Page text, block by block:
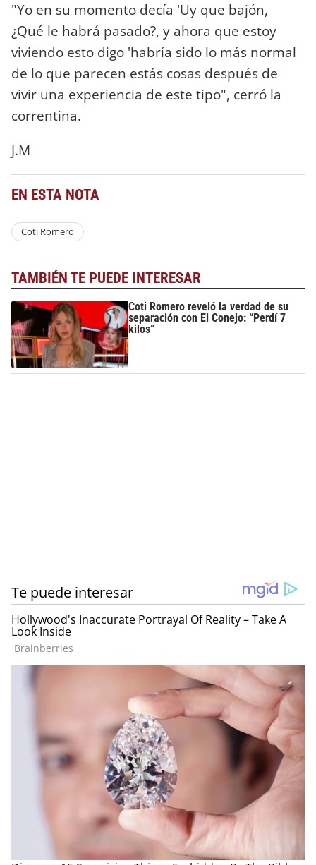
"Yo en su momento decía 'Uy que bajón,
¿Qué le habrá pasado?, y ahora que estoy
viviendo esto digo 'habría sido lo más normal
de lo que parecen estás cosas después de
vivir una experiencia de este tipo", cerró la
correntina.
J.M
EN ESTA NOTA
Coti Romero
TAMBIÉN TE PUEDE INTERESAR
Coti Romero reveló la verdad de su
separación con El Conejo: “Perdí 7
kilos”